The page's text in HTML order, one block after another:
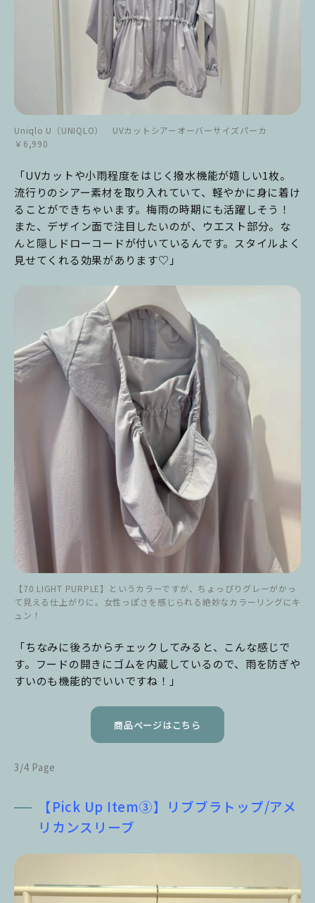
Uniqlo U（UNIQLO） UVカットシアーオーバーサイズパーカ
￥6,990
「UVカットや小雨程度をはじく撥水機能が嬉しい1枚。
流行りのシアー素材を取り入れていて、軽やかに身に着け
ることができちゃいます。梅雨の時期にも活躍しそう！
また、デザイン面で注目したいのが、ウエスト部分。な
んと隠しドローコードが付いているんです。スタイルよく
見せてくれる効果があります♡」
【70 LIGHT PURPLE】というカラーですが、ちょっぴりグレーがかっ
て見える仕上がりに。女性っぽさを感じられる絶妙なカラーリングにキ
ュン！
「ちなみに後ろからチェックしてみると、こんな感じで
す。フードの開きにゴムを内蔵しているので、雨を防ぎや
すいのも機能的でいいですね！」
商品ページはこちら
3/4 Page
【Pick Up Item③】リブブラトップ/アメ
リカンスリーブ